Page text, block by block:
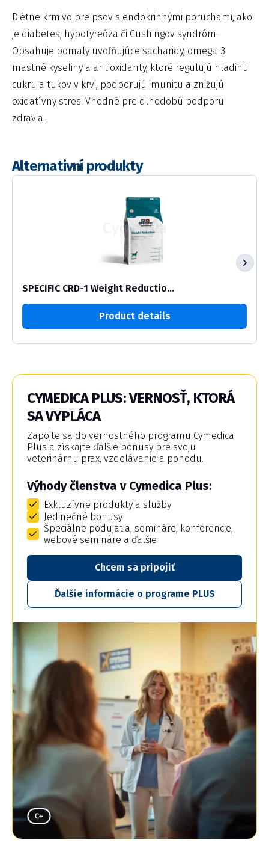
Diétne krmivo pre psov s endokrinnými poruchami, ako
je diabetes, hypotyreóza či Cushingov syndróm.
Obsahuje pomaly uvoľňujúce sacharidy, omega-3
mastné kyseliny a antioxidanty, ktoré regulujú hladinu
cukru a tukov v krvi, podporujú imunitu a znižujú
oxidatívny stres. Vhodné pre dlhodobú podporu
zdravia.
Alternativní produkty
SPECIFIC CRD-1 Weight Reductio...
Product details
CYMEDICA PLUS: VERNOSŤ, KTORÁ
SA VYPLÁCA
Zapojte sa do vernostného programu Cymedica
Plus a získajte ďalšie bonusy pre svoju
veterinárnu prax, vzdelávanie a pohodu.
Výhody členstva v Cymedica Plus:
Exkluzívne produkty a služby
Jedinečné bonusy
Špeciálne podujatia, semináre, konferencie,
webové semináre a ďalšie
Chcem sa pripojiť
Ďalšie informácie o programe PLUS